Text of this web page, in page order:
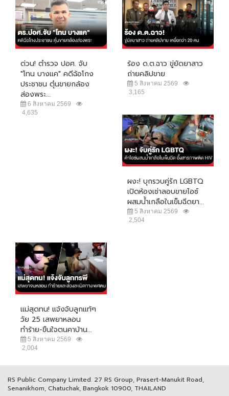
ด่วน! ตำรวจ ปอศ. จับ
"โทน บางแค" คดีฉ้อโกง
ประชาชน ตุ๋นขายกล้อง
ส่องพระ...
6 สิงหาคม 2569
4,635
ร้อง ด.ต.ฉาว ขู่ยัดยาสาว
ถ่ายคลิปขาย
5 สิงหาคม 2569
3,165
ผงะ! บุกรวบคู่รัก LGBTQ
เปิดห้องเช่าลอบขายไอซ์
ผสมน้ำเกลือในเข็มฉีดยา...
5 สิงหาคม 2569
2,504
แม่สุดทน! แจ้งจับลูกแท้ๆ
วัย 25 เสพยาหลอน
ทำร้าย-ขืนใจตนคาบ้าน...
5 สิงหาคม 2569
2,004
RS Public Company Limited. 27 RS Group, Prasert-Manukit Road,
Senanikhom, Chatuchak, Bangkok 10900, THAILAND